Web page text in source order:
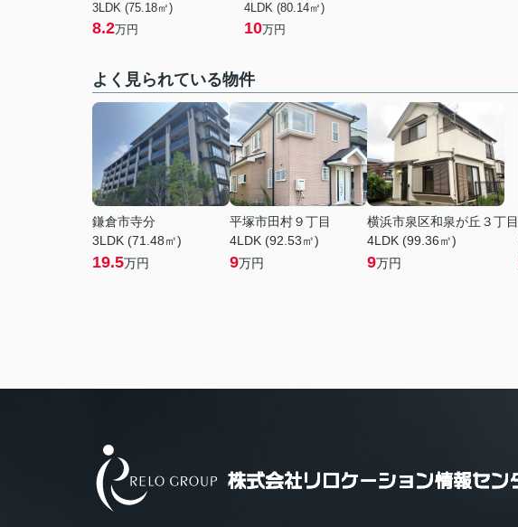
3LDK (75.18㎡)
8.2万円
4LDK (80.14㎡)
10万円
よく見られている物件
鎌倉市寺分
3LDK (71.48㎡)
19.5万円
平塚市田村９丁目
4LDK (92.53㎡)
9万円
横浜市泉区和泉が丘３丁目
4LDK (99.36㎡)
9万円